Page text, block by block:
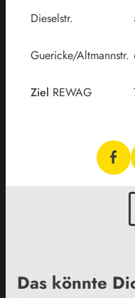
Dieselstr.
Guericke/Altmannstr.
Ziel REWAG
Das könnte